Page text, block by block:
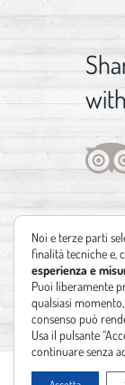
Copyright 2012 -
Noi e terze parti
finalità tecniche e,
esperienza e
Puoi liberamente
qualsiasi
consenso può
Usa il pulsante
continuare senza